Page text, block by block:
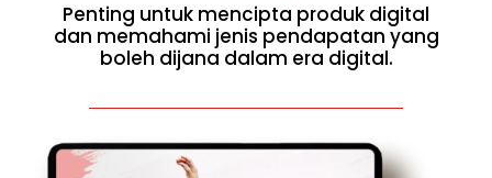
Penting untuk mencipta produk digital
dan memahami jenis pendapatan yang
boleh dijana dalam era digital.